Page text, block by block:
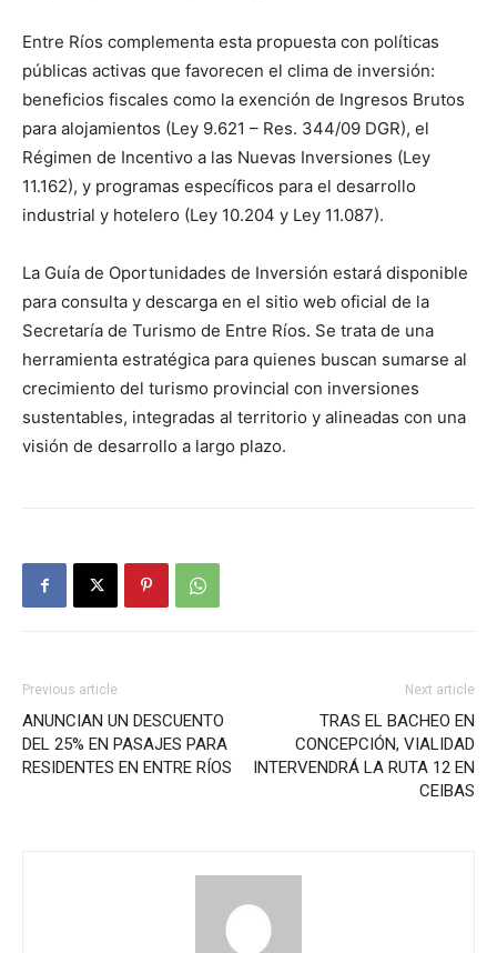
Entre Ríos complementa esta propuesta con políticas
públicas activas que favorecen el clima de inversión:
beneficios fiscales como la exención de Ingresos Brutos
para alojamientos (Ley 9.621 – Res. 344/09 DGR), el
Régimen de Incentivo a las Nuevas Inversiones (Ley
11.162), y programas específicos para el desarrollo
industrial y hotelero (Ley 10.204 y Ley 11.087).
La Guía de Oportunidades de Inversión estará disponible
para consulta y descarga en el sitio web oficial de la
Secretaría de Turismo de Entre Ríos. Se trata de una
herramienta estratégica para quienes buscan sumarse al
crecimiento del turismo provincial con inversiones
sustentables, integradas al territorio y alineadas con una
visión de desarrollo a largo plazo.
Previous article
ANUNCIAN UN DESCUENTO
DEL 25% EN PASAJES PARA
RESIDENTES EN ENTRE RÍOS
Next article
TRAS EL BACHEO EN
CONCEPCIÓN, VIALIDAD
INTERVENDRÁ LA RUTA 12 EN
CEIBAS